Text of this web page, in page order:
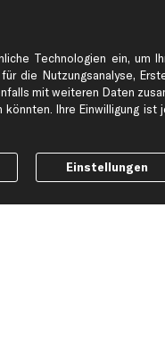
Top
Audi
Ford
Mercedes-
Technologien ein, um
die Nutzungsanalyse,
mit weiteren Daten
Ihre Einwilligung ist
Einstellungen